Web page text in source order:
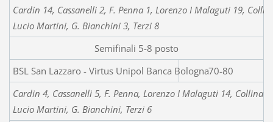
Cardin 14, Cassanelli 2, F. Penna 1, Lorenzo I Malaguti 19,
Lucio Martini, G. Bianchini 3, Terzi 8
Semifinali 5-8 posto
BSL San Lazzaro - Virtus Unipol Banca Bologna70-80
Cardin 4, Cassanelli 5, F. Penna, Lorenzo I Malaguti 14,
Lucio Martini, G. Bianchini, Terzi 6